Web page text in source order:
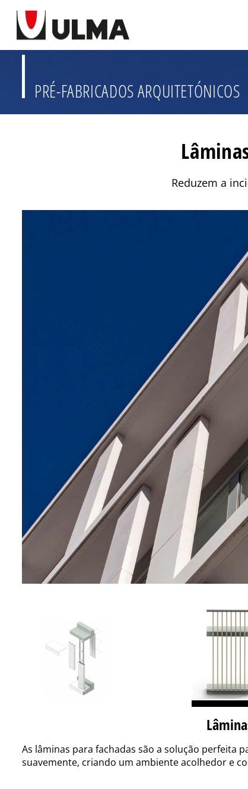
PRÉ-FABRICADOS ARQUITETÓNICOS
Reduzem a
As lâminas para fachadas são a solução perfeita
suavemente, criando um ambiente acolhedor e